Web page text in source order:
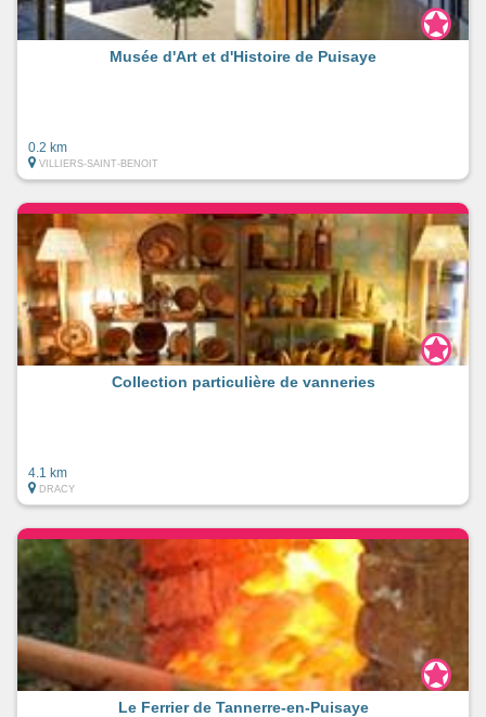
Musée d'Art et d'Histoire de Puisaye
0.2 km
VILLIERS-SAINT-BENOIT
Collection particulière de vanneries
4.1 km
DRACY
Le Ferrier de Tannerre-en-Puisaye